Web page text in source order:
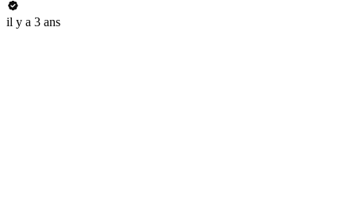
il y a 3 ans